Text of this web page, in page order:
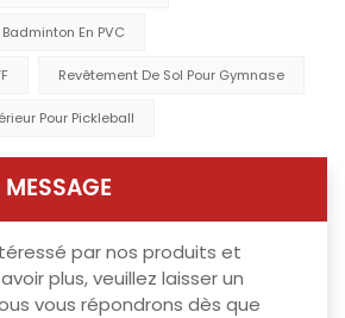
En PVC
Revêtement De Sol Pour Gymnase
Pour Pickleball
par nos produits et
plus, veuillez laisser un
vous répondrons dès que